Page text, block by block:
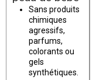
Sans produits
chimiques
agressifs,
parfums,
colorants ou
gels
synthétiques.